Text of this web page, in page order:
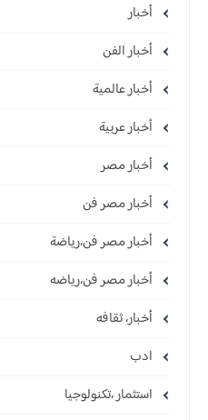
أخبار
أخبار الفن
أخبار عالمية
أخبار عربية
أخبار مصر
أخبار مصر فن
أخبار مصر فن،رياضة
أخبار مصر فن،رياضه
أخبار، ثقافه
ادب
استثمار ،تكنولوجيا